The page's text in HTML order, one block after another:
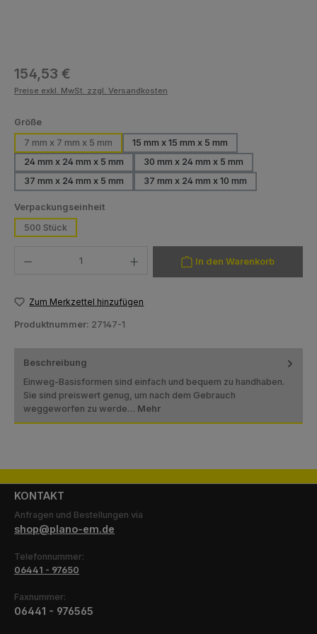
Regulärer Preis:
154,53 €
Preise exkl. MwSt. zzgl. Versandkosten
Größeauswählen
7 mm x 7 mm x 5 mm
15 mm x 15 mm x 5 mm
24 mm x 24 mm x 5 mm
30 mm x 24 mm x 5 mm
37 mm x 24 mm x 5 mm
37 mm x 24 mm x 10 mm
Verpackungseinheitauswählen
500 Stück
In den Warenkorb
Zum Merkzettel hinzufügen
Produktnummer: 27147-1
Beschreibung
Einweg-Basisformen sind einfach und bequem zu handhaben.
Sie sind preiswert genug, um nach dem Gebrauch
weggeworfen zu werde… Mehr
KONTAKT
Anfragen und Bestellungen via
shop@plano-em.de
Telefonnummer:
06441 - 97650
Faxnummer:
06441 - 976565